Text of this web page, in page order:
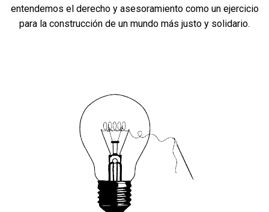
entendemos el derecho y asesoramiento como un ejercicio
para la construcción de un mundo más justo y solidario.